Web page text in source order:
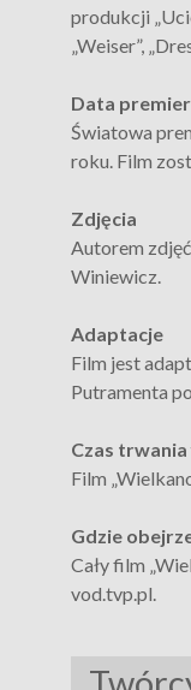
produkcji
„Weiser”,
Data
Światowa
roku. Film
Zdjęcia
Autorem
Winiewicz.
Adaptacje
Film jest
Putramenta
Czas trwania
Film
Gdzie
Cały film
vod.tvp.pl.